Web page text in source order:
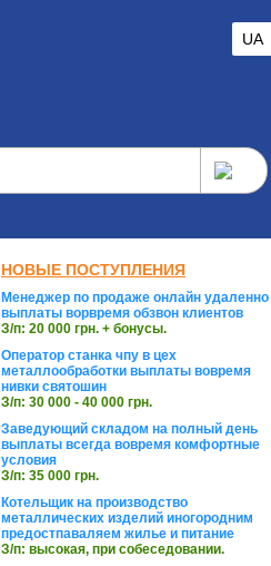
UA
НОВЫЕ ПОСТУПЛЕНИЯ
Менеджер по продаже онлайн удаленно
выплаты ворвремя обзвон клиентов
З/п: 20 000 грн. + бонусы.
Оператор станка чпу в цех
металлообработки выплаты вовремя
нивки святошин
З/п: 30 000 - 40 000 грн.
Заведующий складом на полный день
выплаты всегда вовремя комфортные
условия
З/п: 35 000 грн.
Котельщик на производство
металлических изделий иногородним
предостпаваляем жилье и питание
З/п: высокая, при собеседовании.